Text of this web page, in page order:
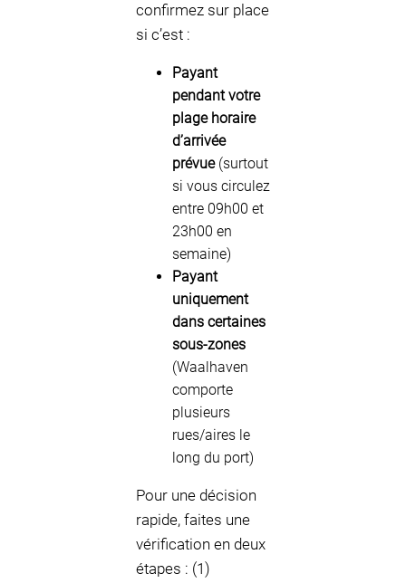
confirmez sur place
si c’est :
Payant
pendant votre
plage horaire
d’arrivée
prévue(surtout
si vous circulez
entre 09h00 et
23h00 en
semaine)
Payant
uniquement
dans certaines
sous-zones
(Waalhaven
comporte
plusieurs
rues/aires le
long du port)
Pour une décision
rapide, faites une
vérification en deux
étapes : (1)